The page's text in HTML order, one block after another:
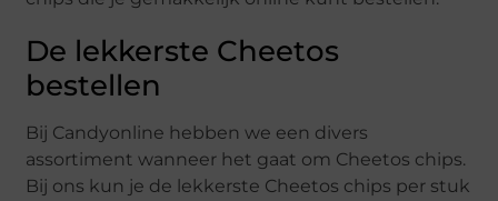
De lekkerste Cheetos
bestellen
Bij Candyonline hebben we een divers
assortiment wanneer het gaat om Cheetos chips.
Bij ons kun je de lekkerste Cheetos chips per stuk